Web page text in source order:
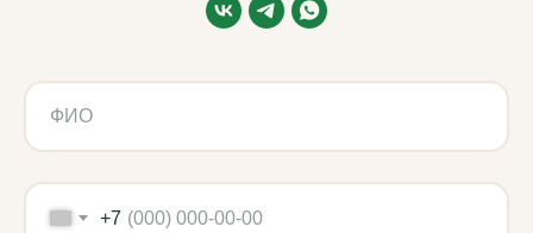
+7
Использованы иконки Flaticon
Политика обработки данных